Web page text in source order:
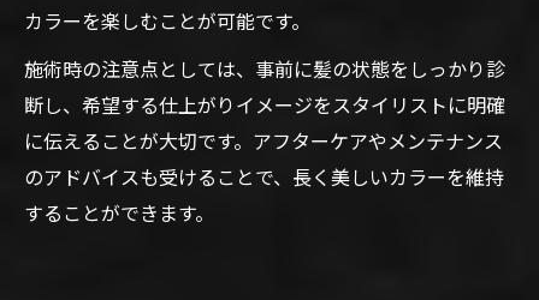
カラーを楽しむことが可能です。
施術時の注意点としては、事前に髪の状態をしっかり診
断し、希望する仕上がりイメージをスタイリストに明確
に伝えることが大切です。アフターケアやメンテナンス
のアドバイスも受けることで、長く美しいカラーを維持
することができます。